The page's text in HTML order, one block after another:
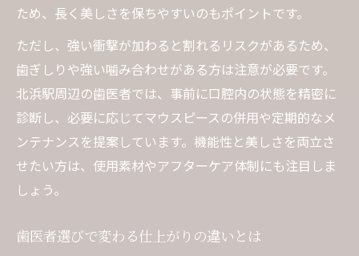
ため、長く美しさを保ちやすいのもポイントです。
ただし、強い衝撃が加わると割れるリスクがあるため、
歯ぎしりや強い噛み合わせがある方は注意が必要です。
北浜駅周辺の歯医者では、事前に口腔内の状態を精密に
診断し、必要に応じてマウスピースの併用や定期的なメ
ンテナンスを提案しています。機能性と美しさを両立さ
せたい方は、使用素材やアフターケア体制にも注目しま
しょう。
歯医者選びで変わる仕上がりの違いとは